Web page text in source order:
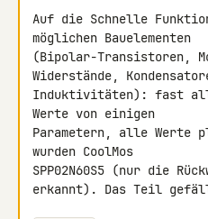
Auf die Schnelle
möglichen Bauelementen
(Bipolar-Transistoren,
Widerstände,
Induktivitäten): fast
Werte von einigen
Parametern, alle Werte
wurden CoolMos
SPP02N60S5 (nur die
erkannt). Das Teil